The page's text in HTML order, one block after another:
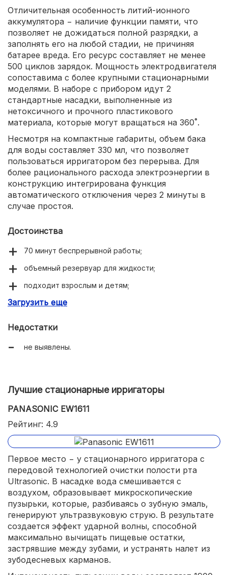
Отличительная особенность литий-ионного
аккумулятора − наличие функции памяти, что
позволяет не дожидаться полной разрядки, а
заполнять его на любой стадии, не причиняя
батарее вреда. Его ресурс составляет не менее
500 циклов зарядок. Мощность электродвигателя
сопоставима с более крупными стационарными
моделями. В наборе с прибором идут 2
стандартные насадки, выполненные из
нетоксичного и прочного пластикового
материала, которые могут вращаться на 360˚.
Несмотря на компактные габариты, объем бака
для воды составляет 330 мл, что позволяет
пользоваться ирригатором без перерыва. Для
более рационального расхода электроэнергии в
конструкцию интегрирована функция
автоматического отключения через 2 минуты в
случае простоя.
Достоинства
70 минут беспрерывной работы;
объемный резервуар для жидкости;
подходит взрослым и детям;
функция автоотключения.
Загрузить еще
Недостатки
не выявлены.
Лучшие стационарные ирригаторы
PANASONIC EW1611
Рейтинг: 4.9
Первое место − у стационарного ирригатора с
передовой технологией очистки полости рта
Ultrasonic. В насадке вода смешивается с
воздухом, образовывает микроскопические
пузырьки, которые, разбиваясь о зубную эмаль,
генерируют ультразвуковую струю. В результате
создается эффект ударной волны, способной
максимально вычищать пищевые остатки,
застрявшие между зубами, и устранять налет из
зубодесневых карманов.